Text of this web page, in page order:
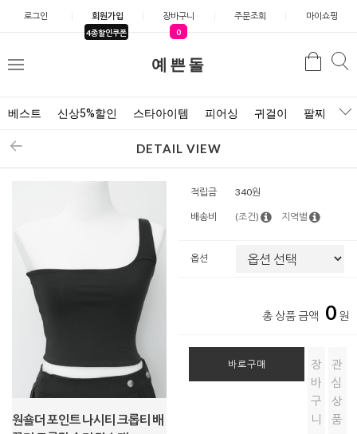
로그인 회원가입
4종할인쿠폰
장바구니
0
주문조회 마이쇼핑
예쁜돌
메
검색
베스트 신상5%할인 스타아이템 피어싱 귀걸이 팔찌 목
DETAIL VIEW
원숄더 포인트 나시티 크롭티 배
적립금 340원
배송비 (조건) 지역별
옵션
총 상품 금액 0 원
바로구매
장
바
구
니
관
심
상
품